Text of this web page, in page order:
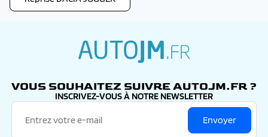
VOUS SOUHAITEZ SUIVRE AUTOJM.FR ?
INSCRIVEZ-VOUS À NOTRE NEWSLETTER
Envoyer